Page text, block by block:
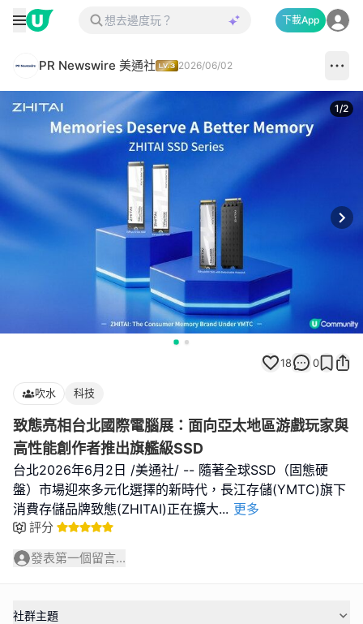
下載App
PR Newswire 美通社 2026/06/02
1/2
18 0
吹水 科技
致態亮相台北國際電腦展：面向亞太地區游戲玩家與
高性能創作者推出旗艦級SSD
台北2026年6月2日 /美通社/ -- 隨著全球SSD（固態硬
盤）市場迎來多元化選擇的新時代，長江存儲(YMTC)旗下
消費存儲品牌致態(ZHITAI)正在擴大... 更多
評分
發表第一個留言...
社群主題